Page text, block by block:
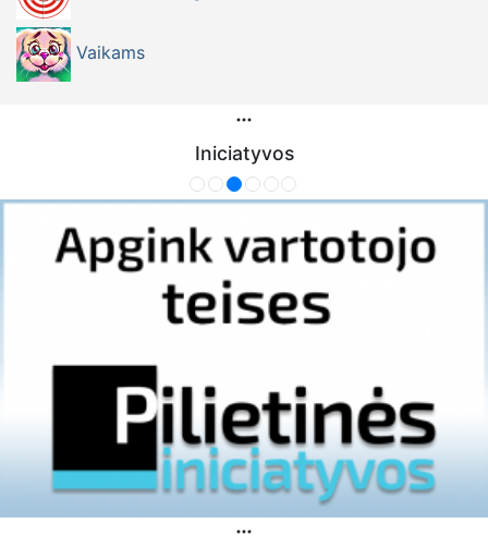
Vaikams
Iniciatyvos